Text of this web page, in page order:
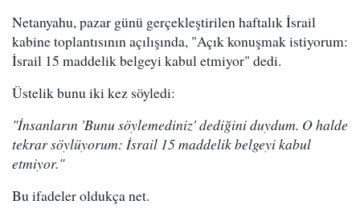
Netanyahu, pazar günü gerçekleştirilen haftalık İsrail
kabine toplantısının açılışında, "Açık konuşmak istiyorum:
İsrail 15 maddelik belgeyi kabul etmiyor" dedi.
Üstelik bunu iki kez söyledi:
"İnsanların 'Bunu söylemediniz' dediğini duydum. O halde
tekrar söylüyorum: İsrail 15 maddelik belgeyi kabul
etmiyor."
Bu ifadeler oldukça net.